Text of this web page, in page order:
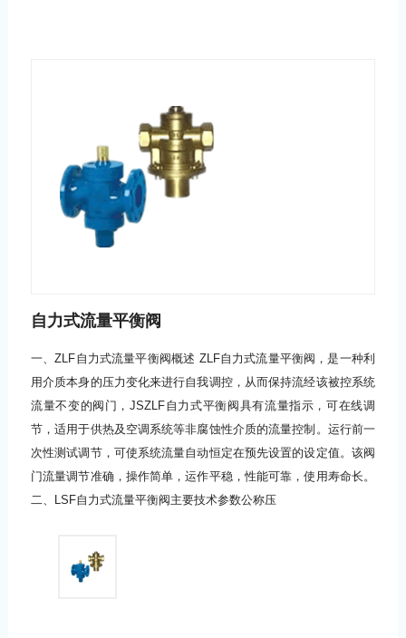
自力式流量平衡阀
一、ZLF自力式流量平衡阀概述 ZLF自力式流量平衡阀，是一种利
用介质本身的压力变化来进行自我调控，从而保持流经该被控系统
流量不变的阀门，JSZLF自力式平衡阀具有流量指示，可在线调
节，适用于供热及空调系统等非腐蚀性介质的流量控制。运行前一
次性测试调节，可使系统流量自动恒定在预先设置的设定值。该阀
门流量调节准确，操作简单，运作平稳，性能可靠，使用寿命长。
二、LSF自力式流量平衡阀主要技术参数公称压